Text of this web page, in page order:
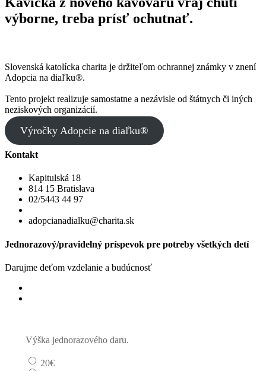
výborne, treba prísť ochutnať.
Slovenská katolícka charita je držiteľom ochrannej známky v znení
Adopcia na diaľku®.
Tento projekt realizuje samostatne a nezávisle od štátnych či iných
neziskových organizácií.
Výročky Adopcie na diaľku®
Kontakt
Kapitulská 18
814 15 Bratislava
02/5443 44 97
adopcianadialku@charita.sk
Jednorazový/pravidelný príspevok pre potreby všetkých detí
Darujme deťom vzdelanie a budúcnosť
Výška jednorazového daru.
20€